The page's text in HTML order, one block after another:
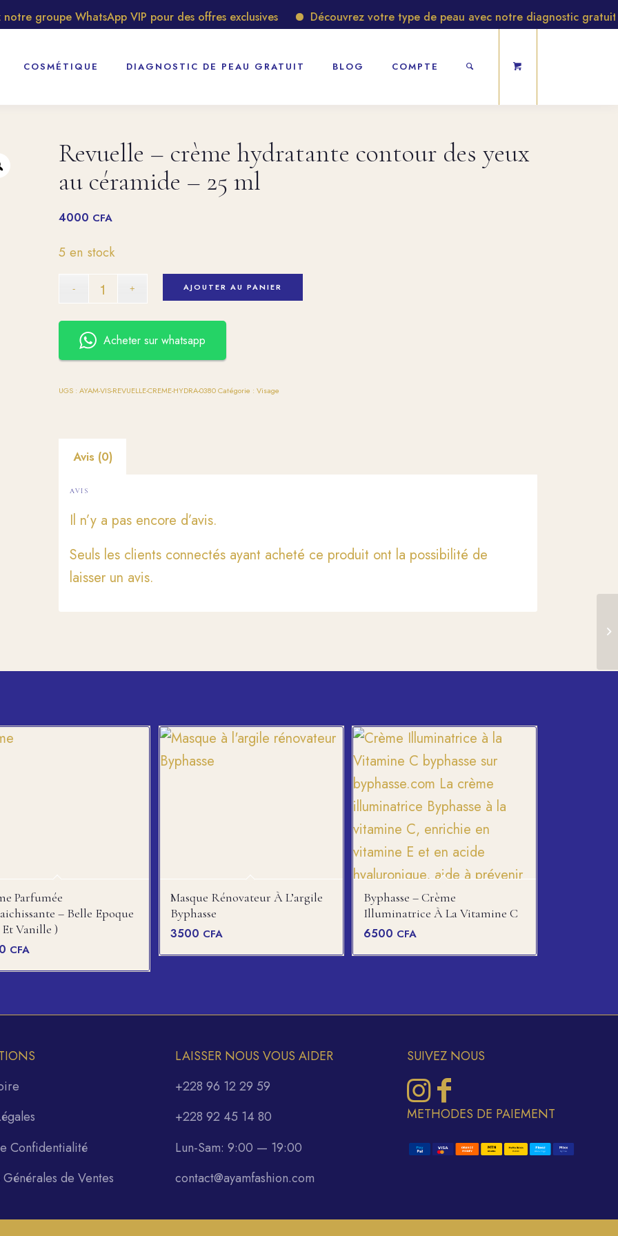
groupe WhatsApp VIP pour des offres exclusives Découvrez votre type de peau avec notre diagnostic gratuit
COSMÉTIQUE DIAGNOSTIC DE PEAU GRATUIT BLOG COMPTE
Revuelle – crème hydratante contour des yeux
au céramide – 25 ml
4000 CFA
5 en stock
AJOUTER AU PANIER
Acheter sur whatsapp
UGS :AYAM-VIS-REVUELLE-CREME-HYDRA-0380 Catégorie :Visage
Avis (0)
AVIS
Il n’y a pas encore d’avis.
Seuls les clients connectés ayant acheté ce produit ont la possibilité de
laisser un avis.
Parfumée
– Belle Epoque
Vanille )
CFA
Masque Rénovateur À L’argile
Byphasse
3500 CFA
Byphasse – Crème
Illuminatrice À La Vitamine C
6500 CFA
Confidentialité
de Ventes
LAISSER NOUS VOUS AIDER
+228 96 12 29 59
+228 92 45 14 80
Lun-Sam: 9:00 — 19:00
contact@ayamfashion.com
SUIVEZ NOUS
METHODES DE PAIEMENT